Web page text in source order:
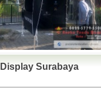
Surabaya